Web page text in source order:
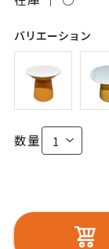
バリエーション
数量